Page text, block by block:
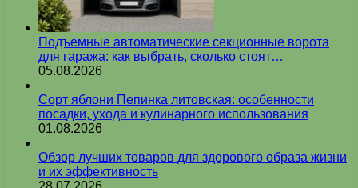
Подъемные автоматические секционные ворота
для гаража: как выбрать, сколько стоят…
05.08.2026
Сорт яблони Пепинка литовская: особенности
посадки, ухода и кулинарного использования
01.08.2026
Обзор лучших товаров для здорового образа жизни
и их эффективность